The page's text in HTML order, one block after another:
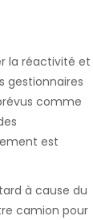
la réactivité et
gestionnaires
comme
est
à cause du
camion pour